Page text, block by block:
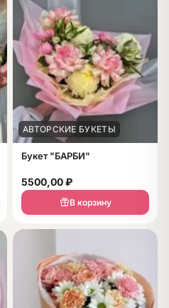
АВТОРСКИЕ БУКЕТЫ
Букет "БАРБИ"
5500,00₽
В корзину